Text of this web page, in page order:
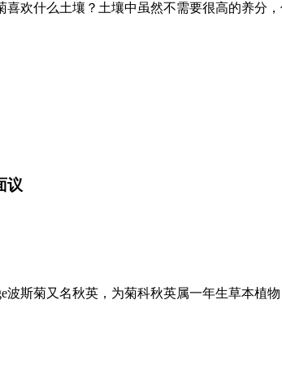
喜欢什么土壤？土壤中虽然不需要很高的养
议
波斯菊又名秋英，为菊科秋英属一年生草本植